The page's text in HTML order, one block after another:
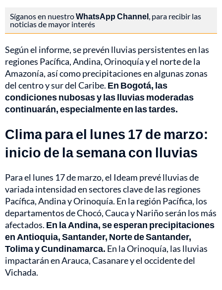
Síganos en nuestroWhatsApp Channel, para recibir las
noticias de mayor interés
Según el informe, se prevén lluvias persistentes en las
regiones Pacífica, Andina, Orinoquía y el norte de la
Amazonía, así como precipitaciones en algunas zonas
del centro y sur del Caribe. En Bogotá, las
condiciones nubosas y las lluvias moderadas
continuarán, especialmente en las tardes.
Clima para el lunes 17 de marzo:
inicio de la semana con lluvias
Para el lunes 17 de marzo, el Ideam prevé lluvias de
variada intensidad en sectores clave de las regiones
Pacífica, Andina y Orinoquía. En la región Pacífica, los
departamentos de Chocó, Cauca y Nariño serán los más
afectados. En la Andina, se esperan precipitaciones
en Antioquia, Santander, Norte de Santander,
Tolima y Cundinamarca. En la Orinoquía, las lluvias
impactarán en Arauca, Casanare y el occidente del
Vichada.